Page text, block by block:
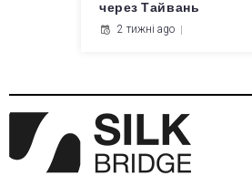
через Тайвань
2 тижні ago